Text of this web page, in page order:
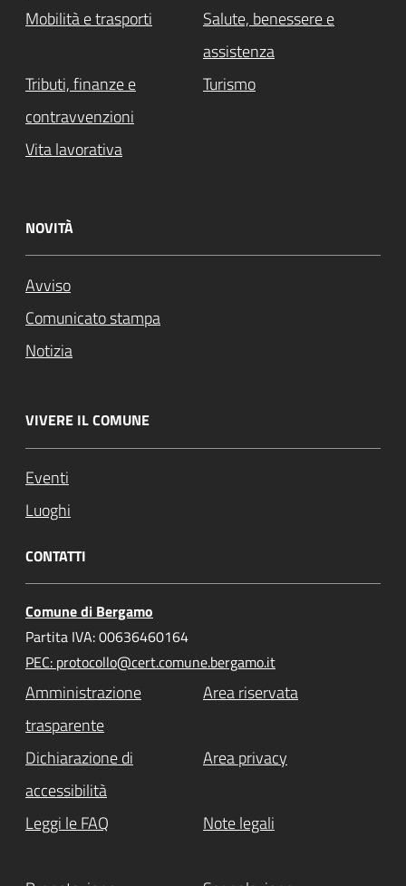
Mobilità e trasporti
Salute, benessere e
assistenza
Tributi, finanze e
contravvenzioni
Turismo
Vita lavorativa
NOVITÀ
Avviso
Comunicato stampa
Notizia
VIVERE IL COMUNE
Eventi
Luoghi
CONTATTI
Comune di Bergamo
Partita IVA: 00636460164
PEC: protocollo@cert.comune.bergamo.it
Amministrazione
trasparente
Area riservata
Dichiarazione di
accessibilità
Area privacy
Leggi le FAQ Note legali